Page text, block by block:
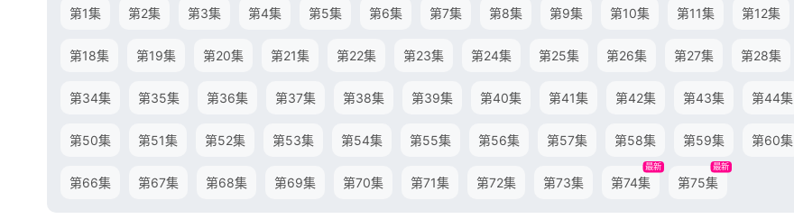
第1集 第2集 第3集 第4集 第5集 第6集 第7集 第8集 第9集 第10集 第11集 第12集
第18集 第19集 第20集 第21集 第22集 第23集 第24集 第25集 第26集 第27集 第28集
第34集 第35集 第36集 第37集 第38集 第39集 第40集 第41集 第42集 第43集 第44集
第50集 第51集 第52集 第53集 第54集 第55集 第56集 第57集 第58集 第59集 第60集
第66集 第67集 第68集 第69集 第70集 第71集 第72集 第73集 第74集
最新
第75集
最新